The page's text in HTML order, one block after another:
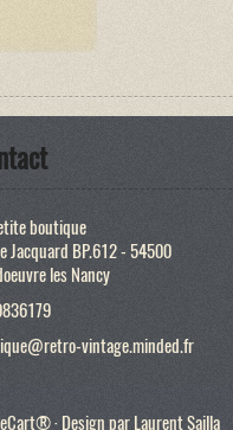
boutique
Jacquard BP.612 - 54500
les Nancy
vintage.minded.fr
· Design par Laurent Sailla